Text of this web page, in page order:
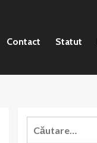
Contact Statut
Caută